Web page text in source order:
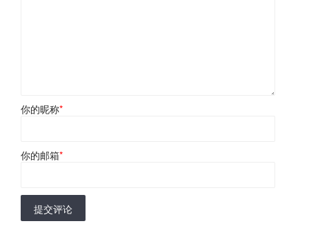
你的昵称*
你的邮箱*
提交评论